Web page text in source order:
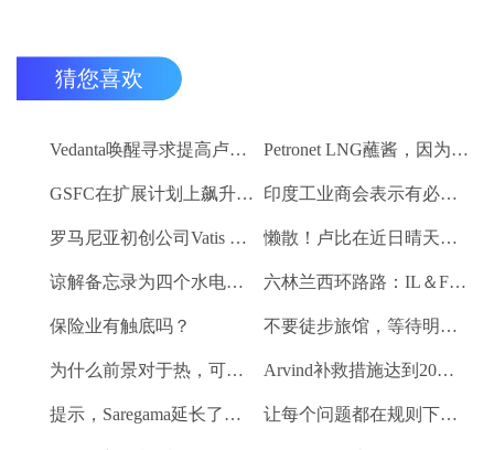
猜您喜欢
Vedanta唤醒寻求提高卢比。25-30亿卢比 Petronet LNG蘸酱，因为RBI禁令新鲜FII购买
GSFC在扩展计划上飙升2％ 印度工业商会表示有必要进一步推动家庭消费和私人投资
罗马尼亚初创公司Vatis Tech为其人工智能在线语音识别平台筹集了20万欧元 懒散！卢比在近日晴天结束
谅解备忘录为四个水电项目的发展，总容量为293兆瓦 六林兰西环路路：IL＆FS运输汇编2％
保险业有触底吗？ 不要徒步旅馆，等待明确的工资和价格通胀迹象，IMF告诉喂养
为什么前景对于热，可再生和石油和天然气项目稳定？ Arvind补救措施达到20％的上路
提示，Saregama延长了强大的卷 让每个问题都在规则下讨论议会：PM Modi.